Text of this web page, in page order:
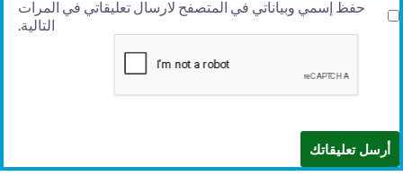
حفظ إسمي وبياناتي في المتصفح لارسال تعليقاتي في المرات
التالية.